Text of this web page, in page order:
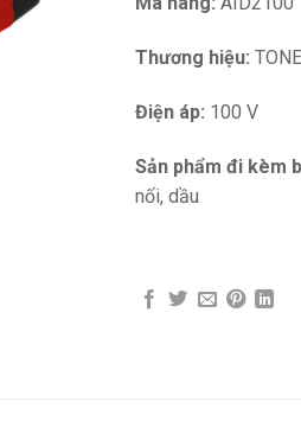
Thương hiệu:
Điện áp: 100 V
Sản phẩm đi kèm
nối, dầu